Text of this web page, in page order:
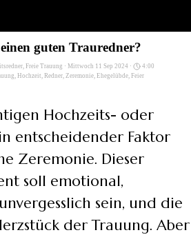
guten Trauredner?
Freie Trauung · Mittwoch 11 Sep 2024 ·
4:00
, Hochzeit, Redner, Zeremonie, Ehegelübde, Feier
Hochzeits- oder
entscheidender Faktor
Zeremonie. Dieser
soll emotional,
sein, und die
der Trauung. Aber